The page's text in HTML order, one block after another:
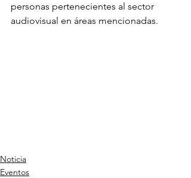
personas pertenecientes al sector
audiovisual en áreas mencionadas.
Noticia
Eventos